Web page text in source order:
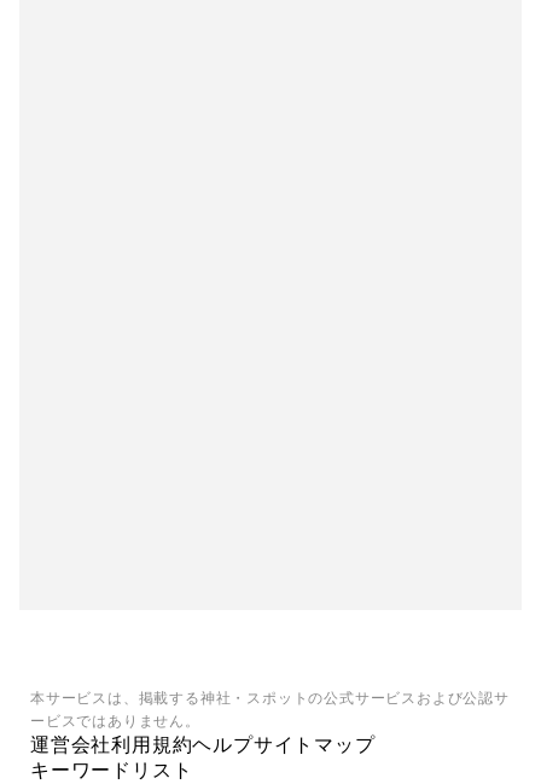
本サービスは、掲載する神社・スポットの公式サービスおよび公認サ
ービスではありません。
運営会社利用規約ヘルプサイトマップ
キーワードリスト